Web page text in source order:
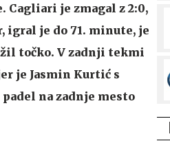
je zmagal z 2:0,
igral je do 71. minute, je
točko. V zadnji tekmi
je Jasmin Kurtić s
na zadnje mesto